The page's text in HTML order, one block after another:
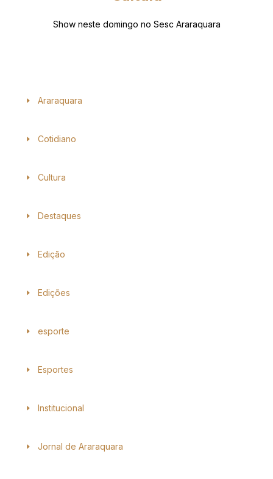
Show neste domingo no Sesc Araraquara
Araraquara
Cotidiano
Cultura
Destaques
Edição
Edições
esporte
Esportes
Institucional
Jornal de Araraquara